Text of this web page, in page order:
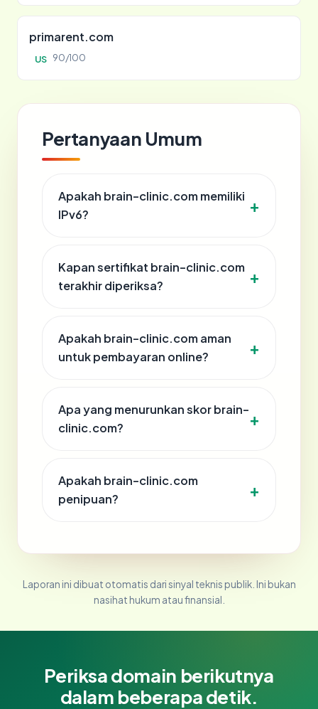
primarent.com
US 90/100
Pertanyaan Umum
Apakah brain-clinic.com memiliki
IPv6?
Kapan sertifikat brain-clinic.com
terakhir diperiksa?
Apakah brain-clinic.com aman
untuk pembayaran online?
Apa yang menurunkan skor brain-
clinic.com?
Apakah brain-clinic.com
penipuan?
Laporan ini dibuat otomatis dari sinyal teknis publik. Ini bukan
nasihat hukum atau finansial.
Periksa domain berikutnya
dalam beberapa detik.